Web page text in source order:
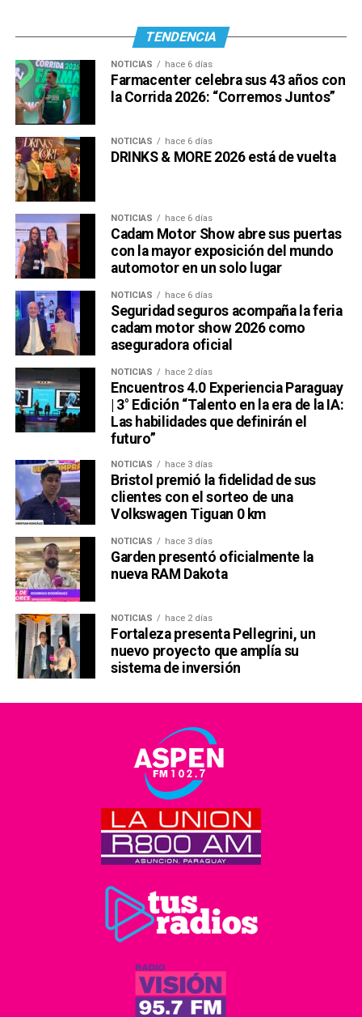
TENDENCIA
NOTICIAS hace 6 días
Farmacenter celebra sus 43 años con
la Corrida 2026: “Corremos Juntos”
NOTICIAS hace 6 días
DRINKS & MORE 2026 está de vuelta
NOTICIAS hace 6 días
Cadam Motor Show abre sus puertas
con la mayor exposición del mundo
automotor en un solo lugar
NOTICIAS hace 6 días
Seguridad seguros acompaña la feria
cadam motor show 2026 como
aseguradora oficial
NOTICIAS hace 2 días
Encuentros 4.0 Experiencia Paraguay
| 3° Edición “Talento en la era de la IA:
Las habilidades que definirán el
futuro”
NOTICIAS hace 3 días
Bristol premió la fidelidad de sus
clientes con el sorteo de una
Volkswagen Tiguan 0 km
NOTICIAS hace 3 días
Garden presentó oficialmente la
nueva RAM Dakota
NOTICIAS hace 2 días
Fortaleza presenta Pellegrini, un
nuevo proyecto que amplía su
sistema de inversión